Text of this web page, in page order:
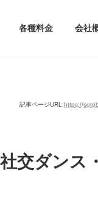
各種料金 会社
記事ページURL:https://
交ダンス